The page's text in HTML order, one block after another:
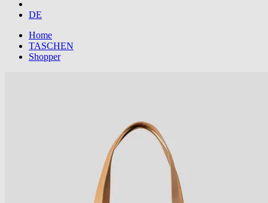
DE
Home
TASCHEN
Shopper